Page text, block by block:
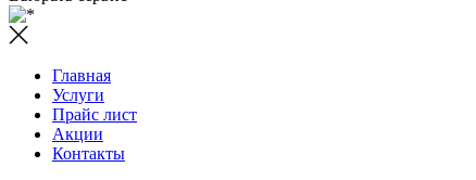
Главная
Услуги
Прайс лист
Акции
Контакты